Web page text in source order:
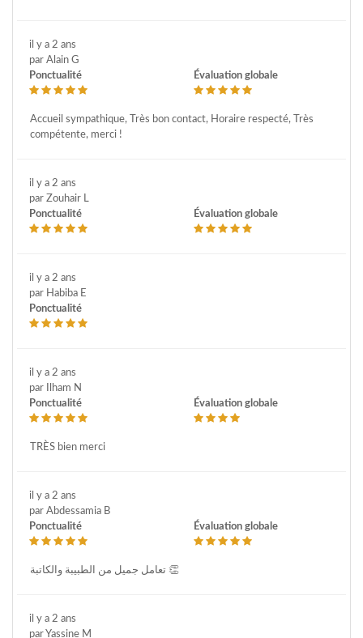
il y a 2 ans
par Alain G
Ponctualité
Évaluation globale
Accueil sympathique, Très bon contact, Horaire respecté, Très
compétente, merci !
il y a 2 ans
par Zouhair L
Ponctualité
Évaluation globale
il y a 2 ans
par Habiba E
Ponctualité
il y a 2 ans
par Ilham N
Ponctualité
Évaluation globale
TRÈS bien merci
il y a 2 ans
par Abdessamia B
Ponctualité
Évaluation globale
تعامل جميل من الطبيبة والكاتبة 👏
il y a 2 ans
par Yassine M